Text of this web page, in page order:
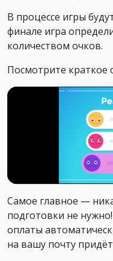
В процессе игры
финале игра
количеством очков.
Посмотрите краткое
Самое главное —
подготовки не
оплаты
на вашу почту